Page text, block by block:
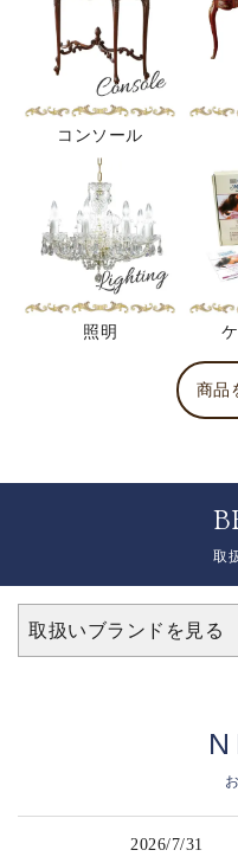
コンソール
照明
商品
取
取扱いブランドを見る
2026/7/31